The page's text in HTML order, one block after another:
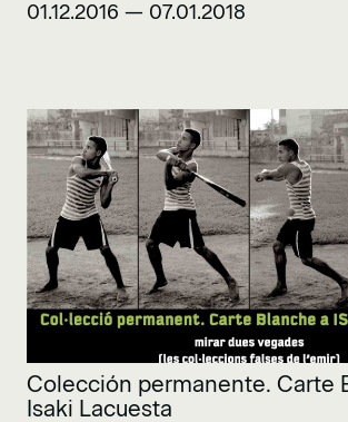
01.12.2016 — 07.01.2018
Colección permanente. Carte
Isaki Lacuesta